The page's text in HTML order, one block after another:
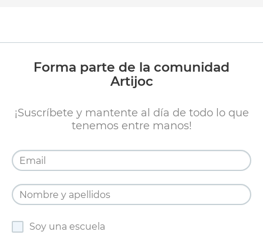
Forma parte de la comunidad
Artijoc
¡Suscríbete y mantente al día de todo lo que
tenemos entre manos!
Soy una escuela